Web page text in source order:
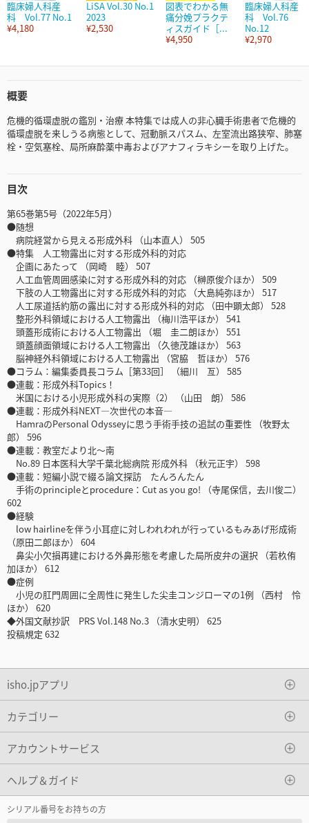
臨床婦人科産
科 Vol.77 No.1
¥4,180
LiSA Vol.30 No.1
2023
¥2,530
図表でわかる無
痛分娩プラクテ
ィスガイド［...
¥4,950
臨床婦人科産
科 Vol.76
No.12
¥2,970
概要
危機的循環虚脱の鑑別・治療 本特集では成人の非心臓手術患者で危機的
循環虚脱を来しうる病態として、冠動脈スパスム、左室流出路狭窄、肺塞
栓・空気塞栓、局所麻酔薬中毒およびアナフィラキシーを取り上げた。
目次
第65巻第5号（2022年5月）
●随想
病院経営から見える形成外科 （山本直人） 505
●特集 人工物露出に対する形成外科的対応
企画にあたって （岡崎 睦） 507
人工血管周囲感染に対する形成外科的対応 （榊原俊介ほか） 509
下肢の人工物露出に対する形成外科的対応 （大島純弥ほか） 517
人工尿道括約筋の露出に対する形成外科的対応 （田中顕太郎） 528
整形外科領域における人工物露出 （梅川浩平ほか） 541
頭蓋形成術における人工物露出 （堀 圭二朗ほか） 551
頭蓋顔面領域における人工物露出 （久徳茂雄ほか） 563
脳神経外科領域における人工物露出 （宮脇 哲ほか） 576
●コラム：編集委員長コラム［第33回］ （細川 亙） 585
●連載：形成外科Topics！
米国における小児形成外科の実際（2） （山田 朗） 586
●連載：形成外科NEXT―次世代の本音―
HamraのPersonal Odysseyに思う手術手技の追試の重要性 （牧野太
郎） 596
●連載：教室だより北～南
No.89 日本医科大学千葉北総病院 形成外科 （秋元正宇） 598
●連載：短編小説で綴る論文探訪 たんろんたん
手術のprincipleとprocedure：Cut as you go! （寺尾保信，去川俊二）
602
●経験
low hairlineを伴う小耳症に対しわれわれが行っているもみあげ形成術
（原田二郎ほか） 604
鼻尖小欠損再建における外鼻形態を考慮した局所皮弁の選択 （若杦侑
加ほか） 612
●症例
小児の肛門周囲に全周性に発生した尖圭コンジローマの1例 （西村 怜
ほか） 620
◆外国文献抄訳 PRS Vol.148 No.3 （清水史明） 625
投稿規定 632
isho.jpアプリ
カテゴリー
アカウントサービス
ヘルプ＆ガイド
シリアル番号をお持ちの方